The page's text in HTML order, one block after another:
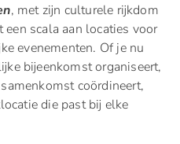
, met zijn culturele rijkdom
scala aan locaties voor
evenementen. Of je nu
bijeenkomst organiseert,
coördineert,
die past bij elke